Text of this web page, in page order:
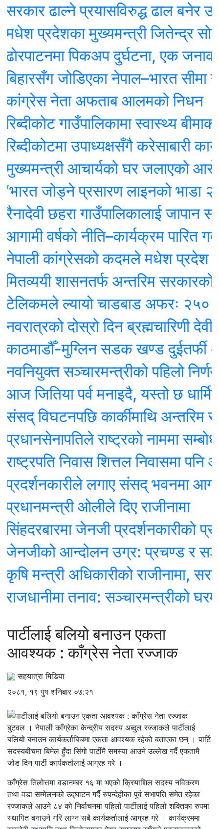
ढाल्ने प्रयासविरुद्ध ढाल बनेर
मुख्यमन्त्री जितेन्द्र सोनलले
पिकअप दुर्घटना, एक जनाकाे
जोडिएका नेपाल–भारत सीमा नाका
नेता अफताब आलमको निधन
गाउँपालिकामा स्वास्थ्य बीमाको
उपाध्यक्षसँगै करेसाबारी
आचार्यको घर जलाएको आरोपमा
जोड्ने प्रसारण लाइनको भाडा २५
छहरा गाउँपालिकालाई जापान
वर्षको नीति–कार्यक्रम पारित
कांग्रेसको कदमले मधेश प्रदेश
शासनतर्फ अन्तरिम सरकारको ठोस
ल्यायाे चाडबाड अफरः २५०
दोस्रो दिन ब्रह्मचारिणी देवीको
मुग्लिन सडक खण्ड दुईतर्फी अवरुद्ध
सञ्चारमन्त्रीको पहिलो निर्णय :
पर्व मनाइदै, यस्तो छ धार्मिक
कार्कीमाथि अन्तरिम
राष्ट्रको नाममा सम्बोधन गर्दै
निवास शित्तल निवासमा पनि
लगाए संसद् भवनमा आगो
ओलीले दिए राजीनामा
जेनजी प्रदर्शनकारीको प्रवेश,
आन्दोलन उग्र: प्रचण्ड र
अधिकारीको राजीनामा,
तनाव: सञ्चारमन्त्रीको घरमा
पार्टीलाई बलियो बनाउन एकता
आवश्यक : काँग्रेस नेता रज्जाक
सहयात्रा मिडिया
२०८१, १९ पुष शनिबार ०७:२१
बुटवल । नेपाली काँग्रेका केन्द्रीय सदस्य अब्दुल रज्जाकले पार्टीलाई
बलियो बनाउन कार्यकर्ताबिचमा एकता आवश्यक रहेको बताएका छन् । पार्टि
सदस्यबीचमा बिमेल हुँदा सिंगो पार्टीमै समस्या आउने उल्लेख गर्दै एकतामै
जोड दिन पार्टी कार्यकर्तालाई आग्रह गरे ।
काँग्रेस तिलोत्तमा वडानम्बर १६ मा भएको क्रियाशिल सदस्य नविकरण
तथा वडा सम्मेलनको उद्घाटन गर्दै रुपन्देहीका पुर्व सभापति समेत रहेका
रज्जाकले आउने ८४ को निर्वाचनमा पहिलो पार्टीलाई पहिलो शक्तिका रुपमा
स्थापित बनाउने गरि लाग्न सबै कार्यकर्तालाई आग्रह गरे । कार्यक्रममा